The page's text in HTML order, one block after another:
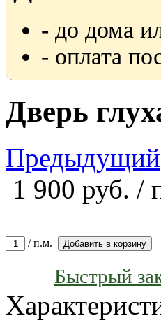
- до дома
- оплата
Дверь
Предыдущий
1 900 руб. /
/ п.м. Добавить в корзину
Быстрый